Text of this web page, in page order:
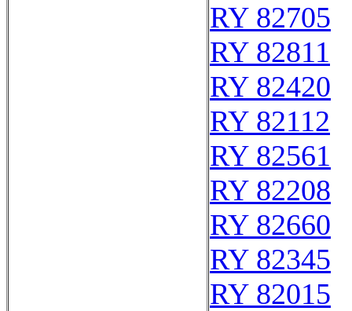
RY 82705
RY 82811
RY 82420
RY 82112
RY 82561
RY 82208
RY 82660
RY 82345
RY 82015